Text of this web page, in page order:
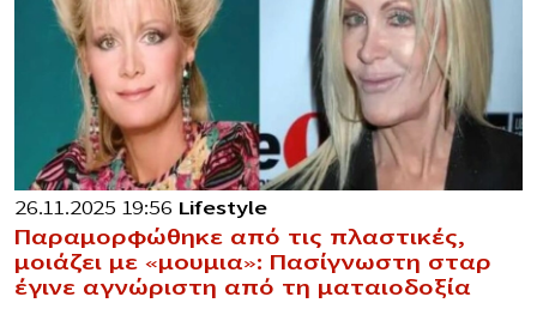
26.11.2025 19:56 Lifestyle
Παραμορφώθηκε από τις πλαστικές,
μοιάζει με «μoυμια»: Πασίγνωστη σταρ
έγινε αγνώριστη από τη ματαιοδοξία